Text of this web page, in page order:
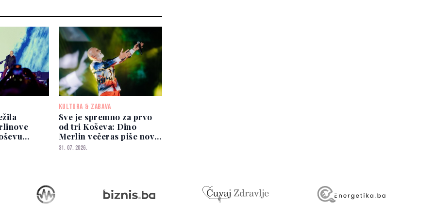
KULTURA & ZABAVA
Sve je spremno za prvo
od tri Koševa: Dino
Merlin večeras piše novu
historiju
31. 07. 2026.